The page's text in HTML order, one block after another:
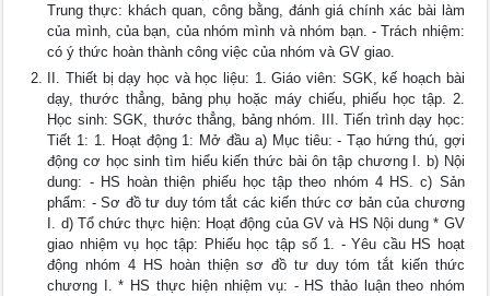
Trung thực: khách quan, công bằng, đánh giá chính xác bài làm
của mình, của bạn, của nhóm mình và nhóm bạn. - Trách nhiệm:
có ý thức hoàn thành công việc của nhóm và GV giao.
II. Thiết bị dạy học và học liệu: 1. Giáo viên: SGK, kế hoạch bài
dạy, thước thẳng, bảng phụ hoặc máy chiếu, phiếu học tập. 2.
Học sinh: SGK, thước thẳng, bảng nhóm. III. Tiến trình dạy học:
Tiết 1: 1. Hoạt động 1: Mở đầu a) Mục tiêu: - Tạo hứng thú, gợi
động cơ học sinh tìm hiểu kiến thức bài ôn tập chương I. b) Nội
dung: - HS hoàn thiện phiếu học tập theo nhóm 4 HS. c) Sản
phẩm: - Sơ đồ tư duy tóm tắt các kiến thức cơ bản của chương
I. d) Tổ chức thực hiện: Hoạt động của GV và HS Nội dung * GV
giao nhiệm vụ học tập: Phiếu học tập số 1. - Yêu cầu HS hoạt
động nhóm 4 HS hoàn thiện sơ đồ tư duy tóm tắt kiến thức
chương I. * HS thực hiện nhiệm vụ: - HS thảo luận theo nhóm